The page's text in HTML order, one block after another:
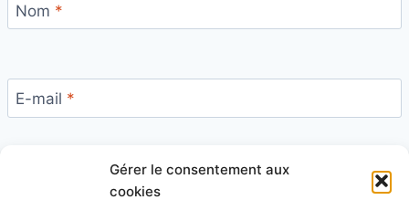
Gérer le consentement aux
cookies
Nom *
E-mail *